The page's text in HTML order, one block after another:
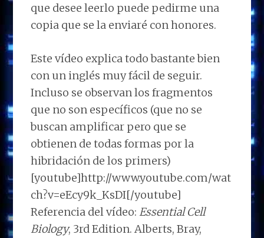
que desee leerlo puede pedirme una
copia que se la enviaré con honores.
Este vídeo explica todo bastante bien
con un inglés muy fácil de seguir.
Incluso se observan los fragmentos
que no son específicos (que no se
buscan amplificar pero que se
obtienen de todas formas por la
hibridación de los primers)
[youtube]http://www.youtube.com/wat
ch?v=eEcy9k_KsDI[/youtube]
Referencia del vídeo: Essential Cell
Biology, 3rd Edition. Alberts, Bray,